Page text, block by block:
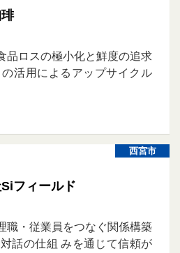
品ロスの極小化と鮮度の追求
活用によるアップサイクル
西宮市
フィールド
職・従業員をつなぐ関係構築
話の仕組 みを通じて信頼が